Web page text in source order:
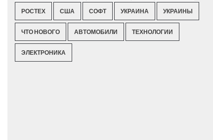
РОСТЕХ США СОФТ УКРАИНА УКРАИНЫ
ЧТО НОВОГО АВТОМОБИЛИ ТЕХНОЛОГИИ
ЭЛЕКТРОНИКА